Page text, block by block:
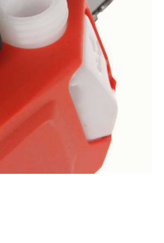
- Freischneider
Rührwerk